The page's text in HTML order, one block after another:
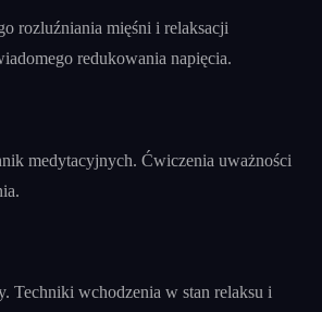
rozluźniania mięśni i relaksacji
redukowania napięcia.
medytacyjnych. Ćwiczenia uważności
Techniki wchodzenia w stan relaksu i